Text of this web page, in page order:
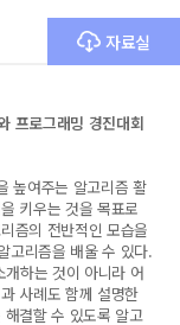
자료실
프로그래밍 경진대회
높여주는 알고리즘 활
키우는 것을 목표로
즘의 전반적인 모습을
고리즘을 배울 수 있다.
하는 것이 아니라 어
사례도 함께 설명한
결할 수 있도록 알고